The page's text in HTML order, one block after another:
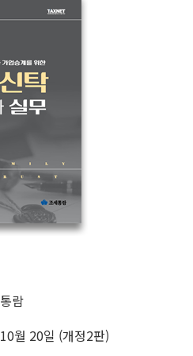
람
월 20일 (개정2판)